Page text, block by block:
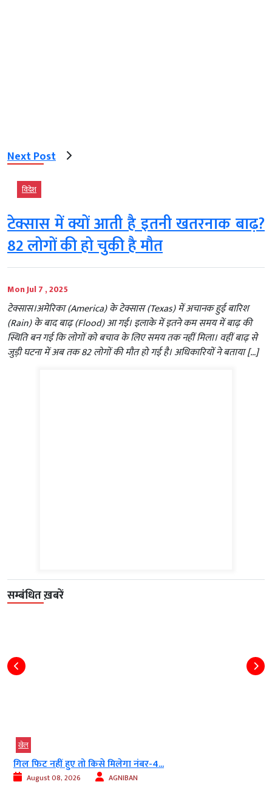
Next Post
विदेश
टेक्सास में क्यों आती है इतनी खतरनाक बाढ़?
82 लोगों की हो चुकी है मौत
Mon Jul 7 , 2025
टेक्सास।अमेरिका (America) के टेक्सास (Texas) में अचानक हुई बारिश
(Rain) के बाद बाढ़ (Flood) आ गई। इलाके में इतने कम समय में बाढ़ की
स्थिति बन गई कि लोगों को बचाव के लिए समय तक नहीं मिला। वहीं बाढ़ से
जुड़ी घटना में अब तक 82 लोगों की मौत हो गई है। अधिकारियों ने बताया […]
सम्बंधित ख़बरें
गिल फिट नहीं हुए तो किसे मिलेगा नंबर-4...
August 08, 2026 AGNIBAN